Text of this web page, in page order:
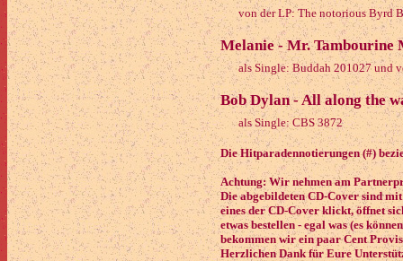
von der LP: The notorious Byrd
Melanie - Mr. Tambourine
als Single: Buddah 201027 und
Bob Dylan - All along the
als Single: CBS 3872
Die Hitparadennotierungen (#)
Achtung: Wir nehmen am
Die abgebildeten CD-Cover sind
eines der CD-Cover klickt, öffnet
etwas bestellen - egal was (es
bekommen wir ein paar Cent
Herzlichen Dank für Eure